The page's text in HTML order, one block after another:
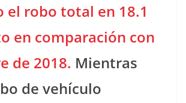
el robo total en 18.1
en comparación con
de 2018. Mientras
de vehículo